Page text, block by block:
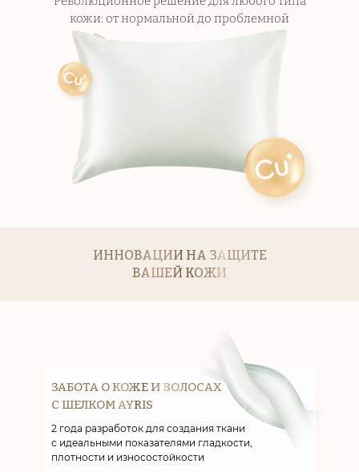
кожи: от нормальной до проблемной
ИННОВАЦИИ НА ЗАЩИТЕ
ВАШЕЙ КОЖИ
ЗАБОТА О КОЖЕ И ВОЛОСАХ
С ШЕЛКОМ AYRIS
2 года разработок для создания ткани
с идеальными показателями гладкости,
плотности и износостойкости